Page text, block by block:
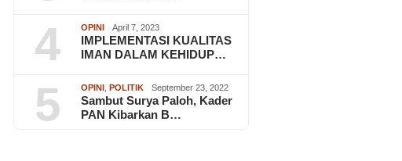
4 OPINI April 7, 2023
IMPLEMENTASI KUALITAS
IMAN DALAM KEHIDUP…
5 OPINI , POLITIK September 23, 2022
Sambut Surya Paloh, Kader
PAN Kibarkan B…